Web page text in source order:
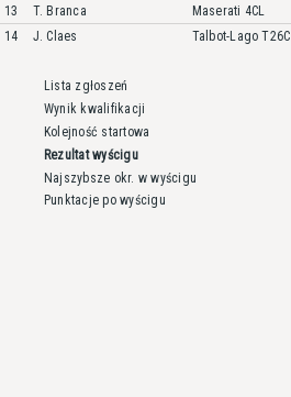
13
T. Branca Maserati 4CL
14
J. Claes Talbot-Lago T26C
Lista zgłoszeń
Wynik kwalifikacji
Kolejność startowa
Rezultat wyścigu
Najszybsze okr. w wyścigu
Punktacje po wyścigu